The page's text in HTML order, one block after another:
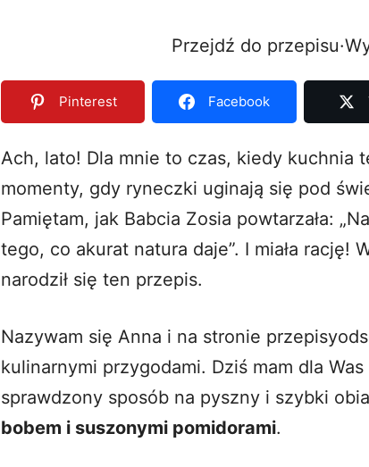
Przejdź do przepisu·
Pinterest Facebook
Ach, lato! Dla mnie to czas, kiedy kuchnia
momenty, gdy ryneczki uginają się pod
Pamiętam, jak Babcia Zosia powtarzała:
tego, co akurat natura daje”. I miała rację!
narodził się ten przepis.
Nazywam się Anna i na stronie
kulinarnymi przygodami. Dziś mam dla
sprawdzony sposób na pyszny i szybki
bobem i suszonymi pomidorami.